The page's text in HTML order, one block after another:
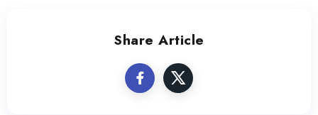
Share Article